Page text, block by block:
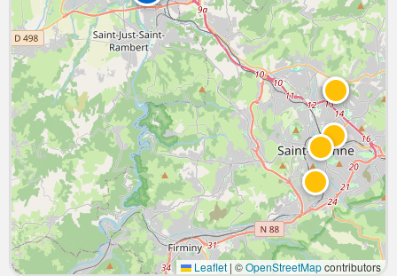
Leaflet | ©OpenStreetMapcontributors